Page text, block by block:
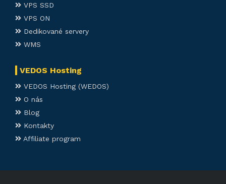
VPS SSD
VPS ON
Dedikované servery
WMS
VEDOS Hosting
VEDOS Hosting (WEDOS)
O nás
Blog
Kontakty
Affiliate program